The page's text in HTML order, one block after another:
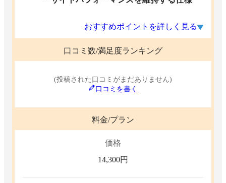
おすすめポイントを詳しく見る
口コミ数/満足度ランキング
(投稿された口コミがまだありません)
口コミを書く
料金/プラン
価格
14,300円